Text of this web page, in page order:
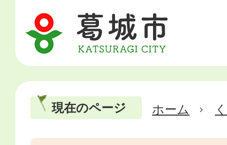
現在のページ ホーム